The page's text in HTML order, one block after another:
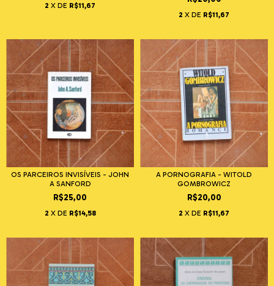
2 X DE R$11,67
2 X DE R$11,67
OS PARCEIROS INVISÍVEIS - JOHN
A SANFORD
R$25,00
2 X DE R$14,58
A PORNOGRAFIA - WITOLD
GOMBROWICZ
R$20,00
2 X DE R$11,67